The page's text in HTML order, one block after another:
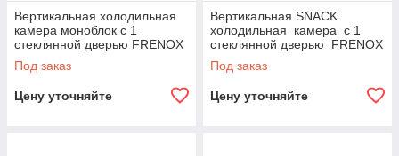
Вертикальная холодильная
камера моноблок с 1
стеклянной дверью FRENOX
Под заказ
Цену уточняйте
Вертикальная SNACK
холодильная камера с 1
стеклянной дверью FRENOX
Под заказ
Цену уточняйте